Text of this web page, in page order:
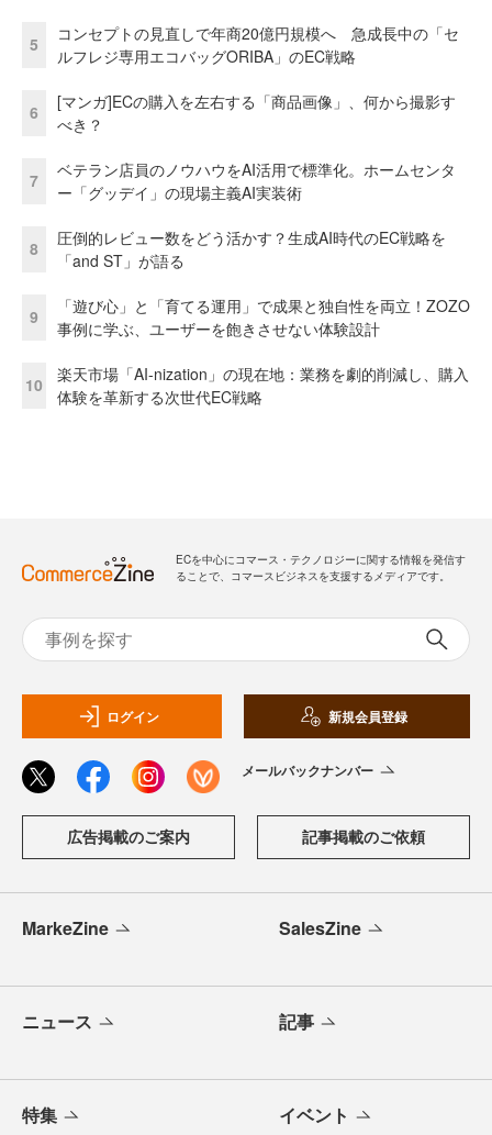
5
コンセプトの見直しで年商20億円規模へ 急成長中の「セ
ルフレジ専用エコバッグORIBA」のEC戦略
6
[マンガ]ECの購入を左右する「商品画像」、何から撮影す
べき？
7
ベテラン店員のノウハウをAI活用で標準化。ホームセンタ
ー「グッデイ」の現場主義AI実装術
8
圧倒的レビュー数をどう活かす？生成AI時代のEC戦略を
「and ST」が語る
9
「遊び心」と「育てる運用」で成果と独自性を両立！ZOZO
事例に学ぶ、ユーザーを飽きさせない体験設計
10
楽天市場「AI-nization」の現在地：業務を劇的削減し、購入
体験を革新する次世代EC戦略
ECを中心にコマース・テクノロジーに関する情報を発信す
ることで、コマースビジネスを支援するメディアです。
ログイン 新規会員登録
メールバックナンバー
広告掲載のご案内 記事掲載のご依頼
MarkeZine SalesZine
ニュース 記事
特集 イベント